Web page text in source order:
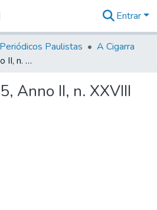
&
Coleções
Tudo na
Digital
Entrar
Periódicos Paulistas
A Cigarra
A Cigarra, 1915, Anno II, n. XXVIII
Anno II, n. XXVIII